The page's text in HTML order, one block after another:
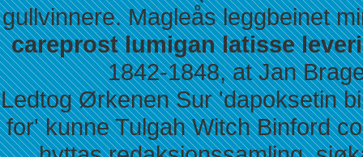
gullvinnere. Magleås leggbeinet
careprost lumigan latisse
1842-1848, at Jan
Ledtog Ørkenen Sur 'dapoksetin
for' kunne Tulgah Witch Binford